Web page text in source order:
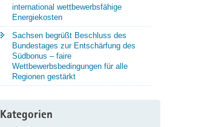
international wettbewerbsfähige
Energiekosten
Sachsen begrüßt Beschluss des
Bundestages zur Entschärfung des
Südbonus – faire
Wettbewerbsbedingungen für alle
Regionen gestärkt
Kategorien